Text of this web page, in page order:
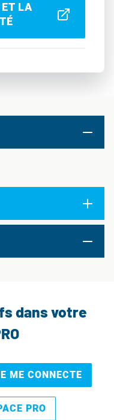
LA
dans votre
ME CONNECTE
PRO